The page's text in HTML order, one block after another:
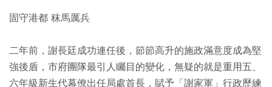
固守港都 秣馬厲兵
二年前，謝長廷成功連任後，節節高升的施政滿意度成為堅
強後盾，市府團隊最引人矚目的變化，無疑的就是重用五、
六年級新生代幕僚出任局處首長，賦予「謝家軍」行政歷練